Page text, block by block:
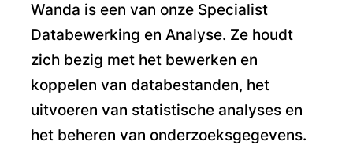
Wanda is een van onze Specialist
Databewerking en Analyse. Ze houdt
zich bezig met het bewerken en
koppelen van databestanden, het
uitvoeren van statistische analyses en
het beheren van onderzoeksgegevens.